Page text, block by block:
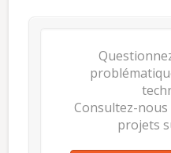
Consultez-
projets